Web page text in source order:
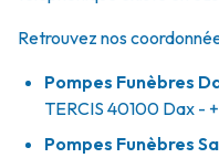
Retrouvez nos
Pompes Funèbres
TERCIS 40100 Dax -
Pompes Funèbres